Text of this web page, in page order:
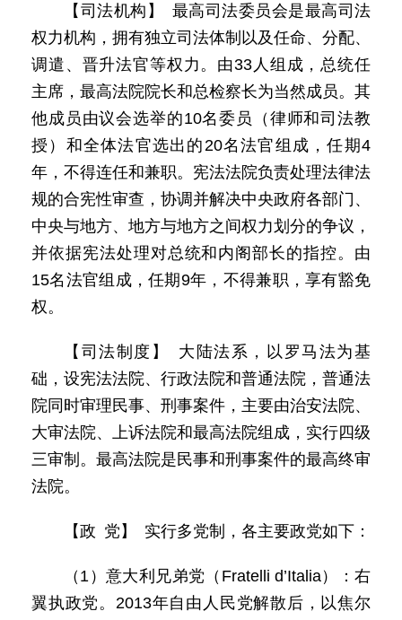
【司法机构】 最高司法委员会是最高司法
权力机构，拥有独立司法体制以及任命、分配、
调遣、晋升法官等权力。由33人组成，总统任
主席，最高法院院长和总检察长为当然成员。其
他成员由议会选举的10名委员（律师和司法教
授）和全体法官选出的20名法官组成，任期4
年，不得连任和兼职。宪法法院负责处理法律法
规的合宪性审查，协调并解决中央政府各部门、
中央与地方、地方与地方之间权力划分的争议，
并依据宪法处理对总统和内阁部长的指控。由
15名法官组成，任期9年，不得兼职，享有豁免
权。
【司法制度】 大陆法系，以罗马法为基
础，设宪法法院、行政法院和普通法院，普通法
院同时审理民事、刑事案件，主要由治安法院、
大审法院、上诉法院和最高法院组成，实行四级
三审制。最高法院是民事和刑事案件的最高终审
法院。
【政 党】 实行多党制，各主要政党如下：
（1）意大利兄弟党（Fratelli d’Italia）：右
翼执政党。2013年自由人民党解散后，以焦尔